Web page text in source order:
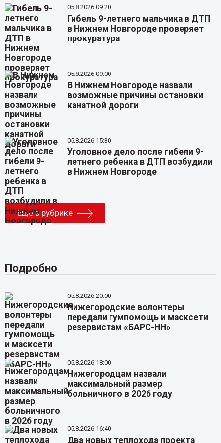
05.8.2026 09:20
Гибель 9-летнего мальчика в ДТП
в Нижнем Новгороде проверяет
прокуратура
05.8.2026 09:00
В Нижнем Новгороде назвали
возможные причины остановки
канатной дороги
05.8.2026 15:30
Уголовное дело после гибели 9-
летнего ребенка в ДТП возбудили
в Нижнем Новгороде
Еще в рубрике
Подробно
05.8.2026 20:00
Нижегородские волонтеры
передали гумпомощь и масксети
резервистам «БАРС-НН»
05.8.2026 18:00
Нижегородцам назвали
максимальный размер
больничного в 2026 году
05.8.2026 16:40
Два новых теплохода проекта